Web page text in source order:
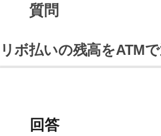
リボ払いの残高をATM